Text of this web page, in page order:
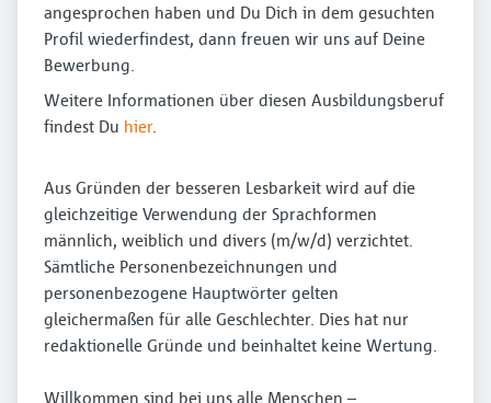
angesprochen haben und Du Dich in dem gesuchten
Profil wiederfindest, dann freuen wir uns auf Deine
Bewerbung.
Weitere Informationen über diesen Ausbildungsberuf
findest Du hier.
Aus Gründen der besseren Lesbarkeit wird auf die
gleichzeitige Verwendung der Sprachformen
männlich, weiblich und divers (m/w/d) verzichtet.
Sämtliche Personenbezeichnungen und
personenbezogene Hauptwörter gelten
gleichermaßen für alle Geschlechter. Dies hat nur
redaktionelle Gründe und beinhaltet keine Wertung.
Willkommen sind bei uns alle Menschen –